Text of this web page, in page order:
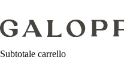
Subtotale carrello